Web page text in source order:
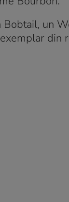
Bobtail, un
din